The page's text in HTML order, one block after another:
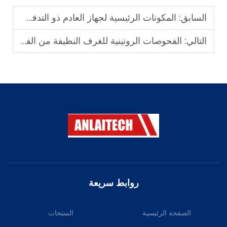
السابق: المكونات الرئيسية لجهاز العادم ذو التدفق الطبقي عالي الجودة: من مرشحات الجسيمات عالية الكفاءة (HEPA) إلى ضوابط تدفق الهواء
التالي: الفحوصات الروتينية للغرف النظيفة من الفئة 100
روابط سريعة
الصفحة الرئيسية المنتجات